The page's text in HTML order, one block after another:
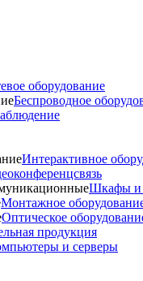
оборудование
Беспроводное
Интерактивное
Шкафы и
Монтажное
Оптическое
продукция
и серверы